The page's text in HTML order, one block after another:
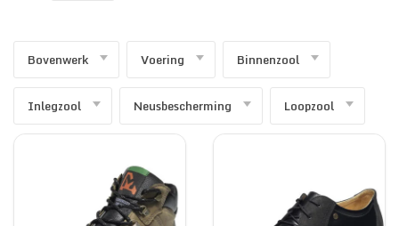
Bovenwerk Voering Binnenzool
Inlegzool Neusbescherming Loopzool